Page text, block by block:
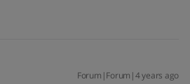
Forum|Forum|4 years ago